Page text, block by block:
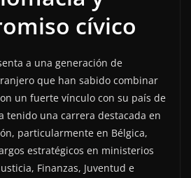
cívico
a una generación de
que han sabido combinar
un fuerte vínculo con su país de
tenido una carrera destacada en
particularmente en Bélgica,
estratégicos en ministerios
Finanzas, Juventud e